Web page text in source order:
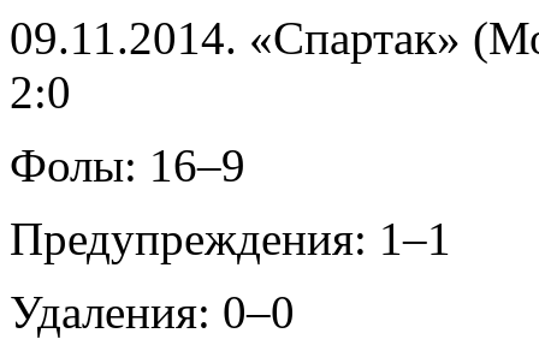
09.11.2014. «Спартак»
2:0
Фолы: 16–9
Предупреждения: 1–1
Удаления: 0–0